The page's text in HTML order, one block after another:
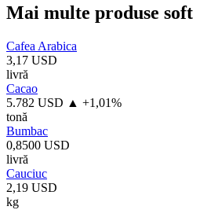
Mai multe produse soft
Cafea Arabica
3,17 USD
livră
Cacao
5.782 USD ▲ +1,01%
tonă
Bumbac
0,8500 USD
livră
Cauciuc
2,19 USD
kg